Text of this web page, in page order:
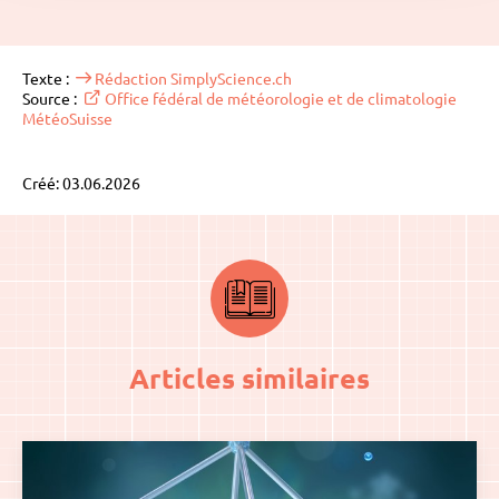
Texte :
Rédaction SimplyScience.ch
Source :
Office fédéral de météorologie et de climatologie
MétéoSuisse
Créé: 03.06.2026
Articles similaires